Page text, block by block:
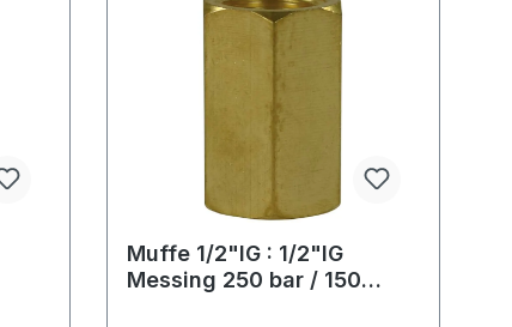
Muffe 1/2"IG : 1/2"IG
Messing 250 bar / 150